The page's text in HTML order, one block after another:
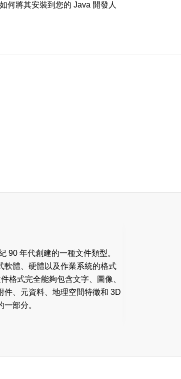
何將其安裝到您的 Java 開發人
90 年代創建的一種文件類型。
軟體、硬體以及作業系統的格式
格式完全能夠包含文字、圖像、
件、元資料、地理空間特徵和 3D
部分。